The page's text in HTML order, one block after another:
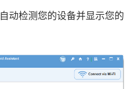
动检测您的设备并显示您的